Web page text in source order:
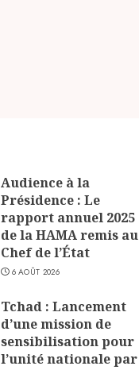
Audience à la
Présidence : Le
rapport annuel 2025
de la HAMA remis au
Chef de l’État
6 AOÛT 2026
Tchad : Lancement
d’une mission de
sensibilisation pour
l’unité nationale par